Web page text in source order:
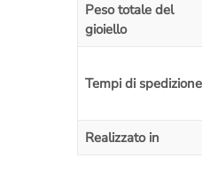
Peso totale del
gioiello
Tempi di spedizione
Realizzato in